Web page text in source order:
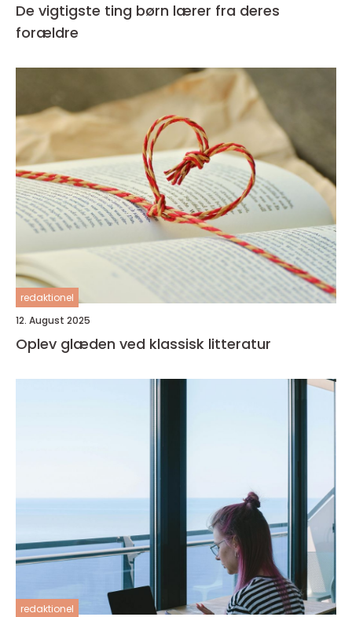
De vigtigste ting børn lærer fra deres
forældre
redaktionel
12. August 2025
Oplev glæden ved klassisk litteratur
redaktionel